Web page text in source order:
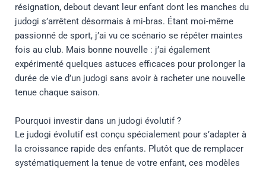
résignation, debout devant leur enfant dont les manches du
judogi s’arrêtent désormais à mi-bras. Étant moi-même
passionné de sport, j’ai vu ce scénario se répéter maintes
fois au club. Mais bonne nouvelle : j’ai également
expérimenté quelques astuces efficaces pour prolonger la
durée de vie d’un judogi sans avoir à racheter une nouvelle
tenue chaque saison.
Pourquoi investir dans un judogi évolutif ?
Le judogi évolutif est conçu spécialement pour s’adapter à
la croissance rapide des enfants. Plutôt que de remplacer
systématiquement la tenue de votre enfant, ces modèles